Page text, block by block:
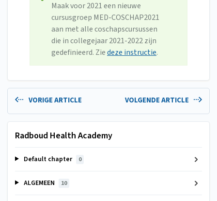
Maak voor 2021 een nieuwe
cursusgroep MED-COSCHAP2021
aan met alle coschapscursussen
die in collegejaar 2021-2022 zijn
gedefinieerd. Ziedeze instructie.
VORIGE ARTICLE VOLGENDE ARTICLE
Radboud Health Academy
Default chapter 0
ALGEMEEN 10